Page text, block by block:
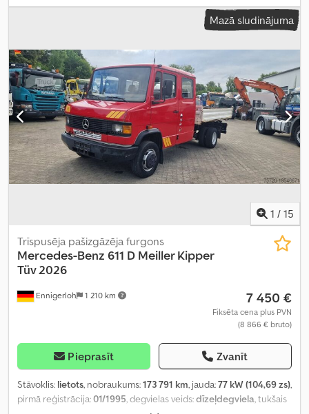
iekraušanas telpas augstums:945 mm, krāsa:zils, Ražošanas gads:
Mazā sludinājuma
1 / 15
Ennigerloh 1 210 km
Trīspusēja pašizgāzēja furgons
Mercedes-Benz 611 D Meiller Kipper
Tüv 2026
7 450 €
Fiksēta cena plus PVN
(8 866 € bruto)
Pieprasīt Zvanīt
Stāvoklis: lietots, nobraukums:173 791 km, jauda:77 kW (104,69 zs),
pirmā reģistrācija:01/1995, degvielas veids:dīzeļdegviela, tukšais